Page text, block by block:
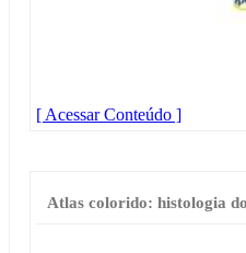
[ Acessar Conteúdo ]
Atlas colorido: histologia